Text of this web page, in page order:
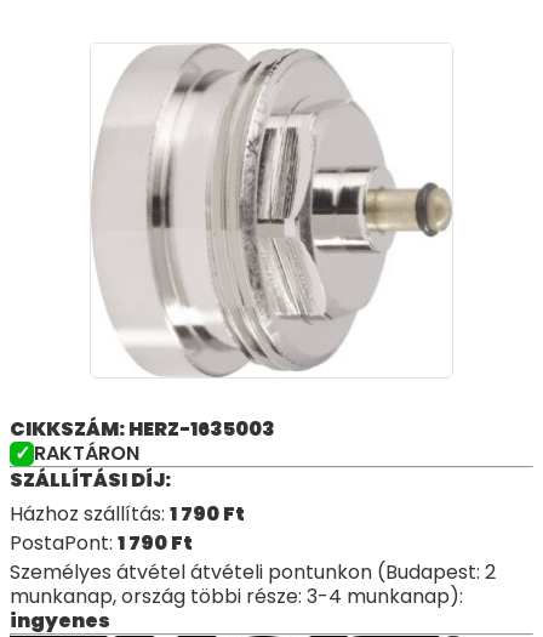
CIKKSZÁM: HERZ-1635003
RAKTÁRON
SZÁLLÍTÁSI DÍJ:
Házhoz szállítás: 1 790Ft
PostaPont: 1 790Ft
Személyes átvétel átvételi pontunkon (Budapest: 2
munkanap, ország többi része: 3-4 munkanap):
ingyenes